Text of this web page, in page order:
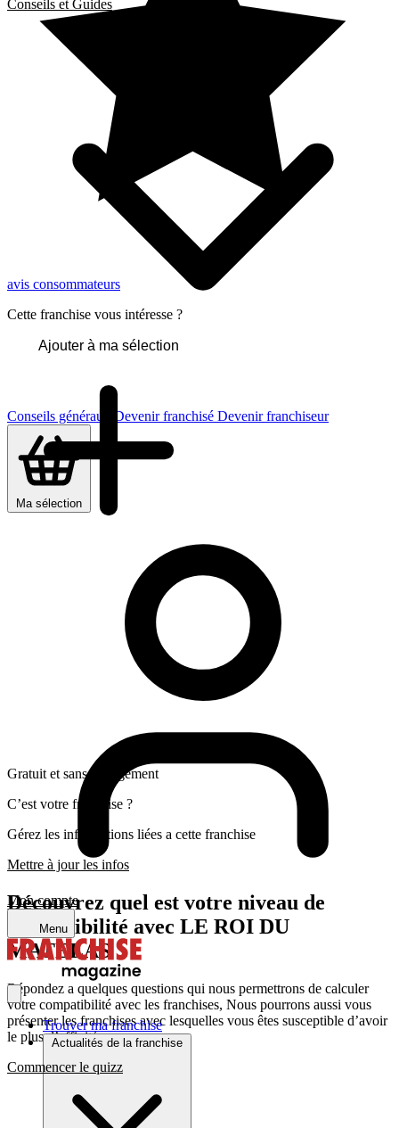
Conseils et Guides
Conseils généraux Devenir franchisé Devenir franchiseur
Ma sélection
Mon compte
Menu
Trouver ma franchise
Actualités de la franchise
avis consommateurs
Cette franchise vous intéresse ?
Ajouter à ma sélection
Gratuit et sans engagement
C’est votre franchise ?
Gérez les informations liées a cette franchise
Mettre à jour les infos
Découvrez quel est votre niveau de
compatibilité avec LE ROI DU
MATELAS
Répondez a quelques questions qui nous permettrons de calculer
votre compatibilité avec les franchises, Nous pourrons aussi vous
présenter les franchises avec lesquelles vous êtes susceptible d’avoir
le plus d’affinité
Commencer le quizz